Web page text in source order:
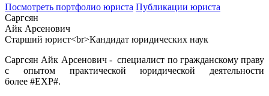
Посмотреть портфолио юриста Публикации юриста
Саргсян
Айк Арсенович
Старший юрист<br>Кандидат юридических наук
Саргсян Айк Арсенович - специалист по гражданскому праву
с опытом практической юридической деятельности
более #EXP#.